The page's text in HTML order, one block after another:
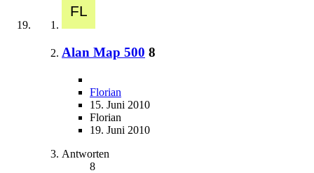
Alan Map 500 8
Florian
15. Juni 2010
Florian
19. Juni 2010
Antworten
8